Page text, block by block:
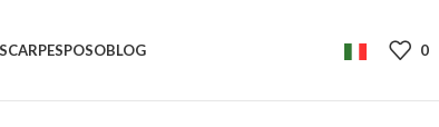
SCARPESPOSOBLOG 0